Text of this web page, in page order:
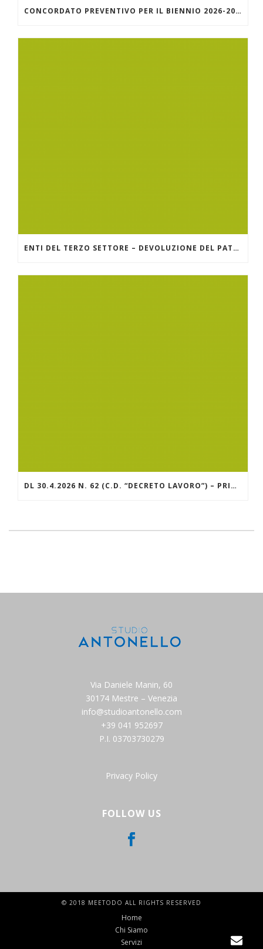
CONCORDATO PREVENTIVO PER IL BIENNIO 2026-2027 – MODALITÀ DI ADESIONE
ENTI DEL TERZO SETTORE – DEVOLUZIONE DEL PATRIMONIO – LINEE GUIDA DEL MINISTERO DEL LAVORO
DL 30.4.2026 N. 62 (C.D. “DECRETO LAVORO”) – PRINCIPALI NOVITÀ APPORTATE IN SEDE DI CONVERSIONE NELLA L. 25.6.2026 N. 112
Via Daniele Manin, 60
30174 Mestre – Venezia
info@studioantonello.com
+39 041 952697
P.I. 03703730279
Privacy Policy
FOLLOW US
© 2018 MEETODO ALL RIGHTS RESERVED
Home
Chi Siamo
Servizi